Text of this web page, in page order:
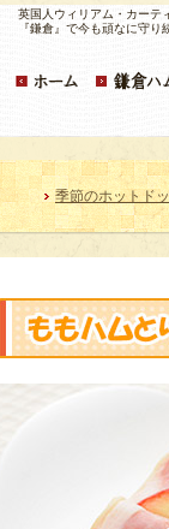
英国人ウィリアム・カーテ
『鎌倉』で今も頑なに守り
季節のホットド